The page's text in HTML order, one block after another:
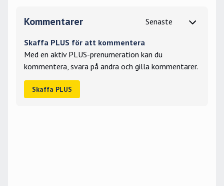
Kommentarer
Skaffa PLUS för att kommentera
Med en aktiv PLUS-prenumeration kan du
kommentera, svara på andra och gilla kommentarer.
Skaffa PLUS